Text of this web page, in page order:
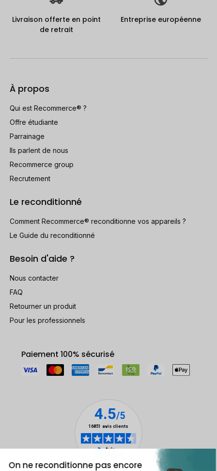
Livraison offerte en point
de retrait
Entreprise européenne
À propos
Qui est Recommerce® ?
Offre étudiante
Parrainage
Ils parlent de nous
Recommerce group
Recrutement
Le reconditionné
Comment Recommerce® reconditionne vos appareils ?
Le Guide du reconditionné
Besoin d'aide ?
Nous contacter
FAQ
Retourner un produit
Pour les professionnels
Paiement 100% sécurisé